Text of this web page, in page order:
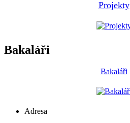
Projekty
Bakaláři
Bakaláři
Adresa